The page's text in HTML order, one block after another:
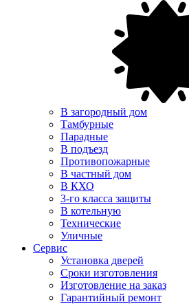
В загородный дом
Тамбурные
Парадные
В подъезд
Противопожарные
В частный дом
В КХО
3-го класса защиты
В котельную
Технические
Уличные
Сервис
Установка дверей
Сроки изготовления
Изготовление на заказ
Гарантийный ремонт